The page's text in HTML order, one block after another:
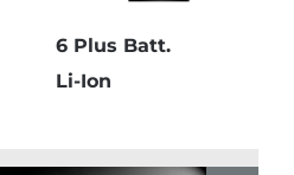
6 Plus Batt.
Li-Ion